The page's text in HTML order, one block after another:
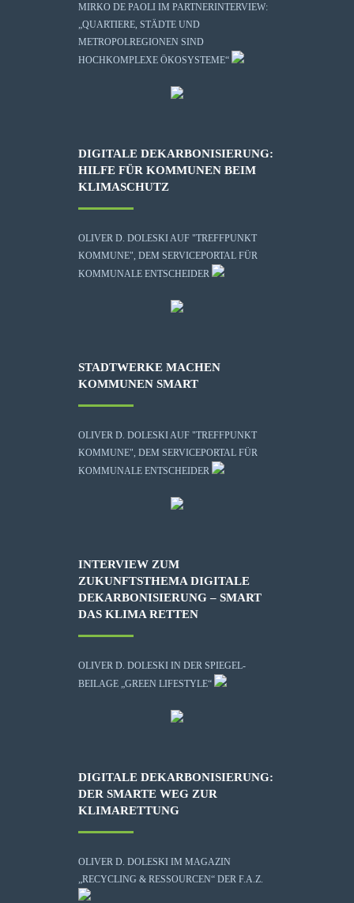
MIRKO DE PAOLI IM PARTNERINTERVIEW:
„QUARTIERE, STÄDTE UND
METROPOLREGIONEN SIND
HOCHKOMPLEXE ÖKOSYSTEME“
DIGITALE DEKARBONISIERUNG:
HILFE FÜR KOMMUNEN BEIM
KLIMASCHUTZ
OLIVER D. DOLESKI AUF "TREFFPUNKT
KOMMUNE", DEM SERVICEPORTAL FÜR
KOMMUNALE ENTSCHEIDER
STADTWERKE MACHEN
KOMMUNEN SMART
OLIVER D. DOLESKI AUF "TREFFPUNKT
KOMMUNE", DEM SERVICEPORTAL FÜR
KOMMUNALE ENTSCHEIDER
INTERVIEW ZUM
ZUKUNFTSTHEMA DIGITALE
DEKARBONISIERUNG – SMART
DAS KLIMA RETTEN
OLIVER D. DOLESKI IN DER SPIEGEL-
BEILAGE „GREEN LIFESTYLE“
DIGITALE DEKARBONISIERUNG:
DER SMARTE WEG ZUR
KLIMARETTUNG
OLIVER D. DOLESKI IM MAGAZIN
„RECYCLING & RESSOURCEN“ DER F.A.Z.